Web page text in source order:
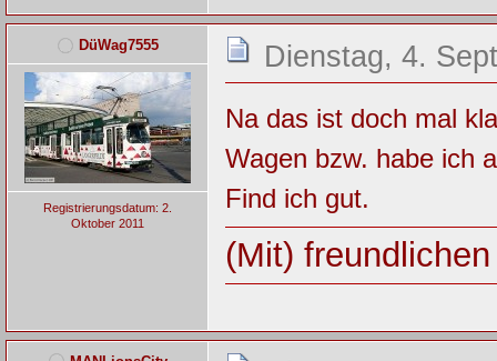
DüWag7555
Registrierungsdatum: 2.
Oktober 2011
Dienstag, 4.
Na das ist doch mal
Wagen bzw. habe ich
Find ich gut.
(Mit)